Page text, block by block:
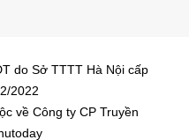
do Sở TTTT Hà Nội cấp
2022
về Công ty CP Truyền